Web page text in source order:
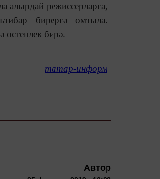
алырдай режиссерларга,
бирергә омтыла.
бирә.
татар-информ
Автор